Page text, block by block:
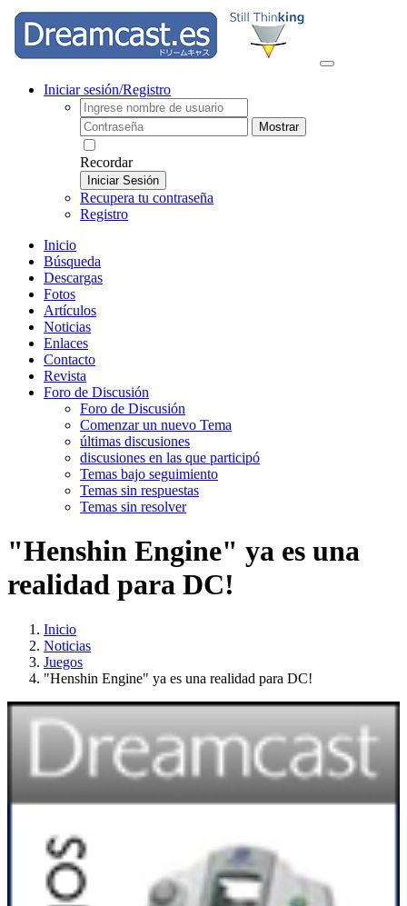
Iniciar sesión/Registro
Mostrar
Recordar
Iniciar Sesión
Recupera tu contraseña
Registro
Inicio
Búsqueda
Descargas
Fotos
Artículos
Noticias
Enlaces
Contacto
Revista
Foro de Discusión
Foro de Discusión
Comenzar un nuevo Tema
últimas discusiones
discusiones en las que participó
Temas bajo seguimiento
Temas sin respuestas
Temas sin resolver
"Henshin Engine" ya es una
realidad para DC!
Inicio
Noticias
Juegos
"Henshin Engine" ya es una realidad para DC!